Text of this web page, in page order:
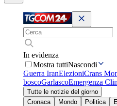
In evidenza
Mostra tuttiNascondi
Guerra IranElezioniCrans
boscoGarlascoEmergenza
Tutte le notizie del giorno
Cronaca
Mondo Politica